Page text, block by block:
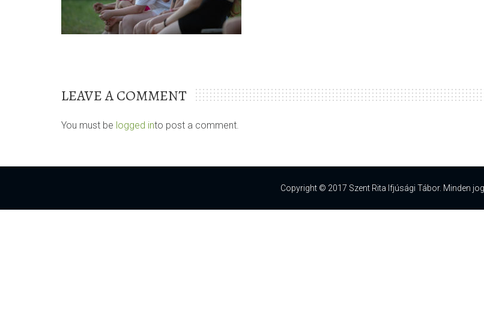
LEAVE A COMMENT
You must be logged into post a comment.
Copyright © 2017 Szent Rita Ifjúsági Tábor. Minden